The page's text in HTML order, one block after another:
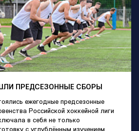
ПРЕДСЕЗОННЫЕ СБОРЫ
ежегодные предсезонные
Российской хоккейной лиги
в себя не только
с углублённым изучением